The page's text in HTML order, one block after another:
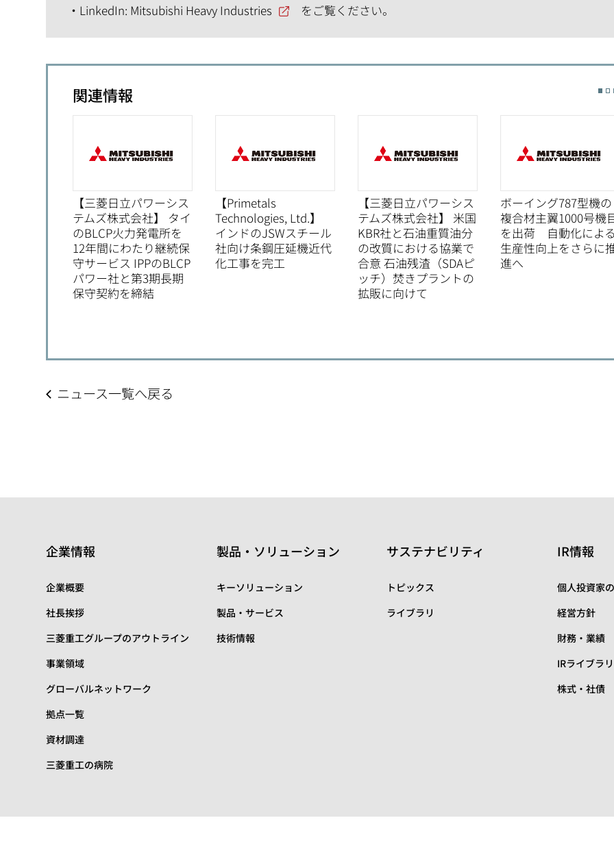
LinkedIn: Mitsubishi Heavy Industries をご覧ください。
関連情報
【三菱日立パワーシス
テムズ株式会社】 タイ
のBLCP火力発電所を
12年間にわたり継続保
守サービス IPPのBLCP
パワー社と第3期長期
保守契約を締結
【Primetals
Technologies, Ltd.】
インドのJSWスチール
社向け条鋼圧延機近代
化工事を完工
【三菱日立パワーシス
テムズ株式会社】 米国
KBR社と石油重質油分
の改質における協業で
合意 石油残渣（SDAピ
ッチ）焚きプラントの
拡販に向けて
ボーイング787型機の
複合材主翼1000号機
を出荷 自動化による
生産性向上をさらに
進へ
ニュース一覧へ戻る
企業情報
企業概要
社長挨拶
三菱重工グループのアウトライン
事業領域
グローバルネットワーク
拠点一覧
資材調達
三菱重工の病院
製品・ソリューション
キーソリューション
製品・サービス
技術情報
サステナビリティ
トピックス
ライブラリ
IR情報
個人投資家
経営方針
財務・業績
IRライブラリ
株式・社債